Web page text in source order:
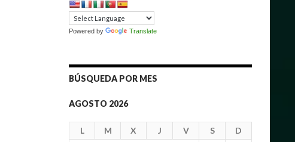
Powered by Translate
BÚSQUEDA POR MES
AGOSTO 2026
L M X J V S
D